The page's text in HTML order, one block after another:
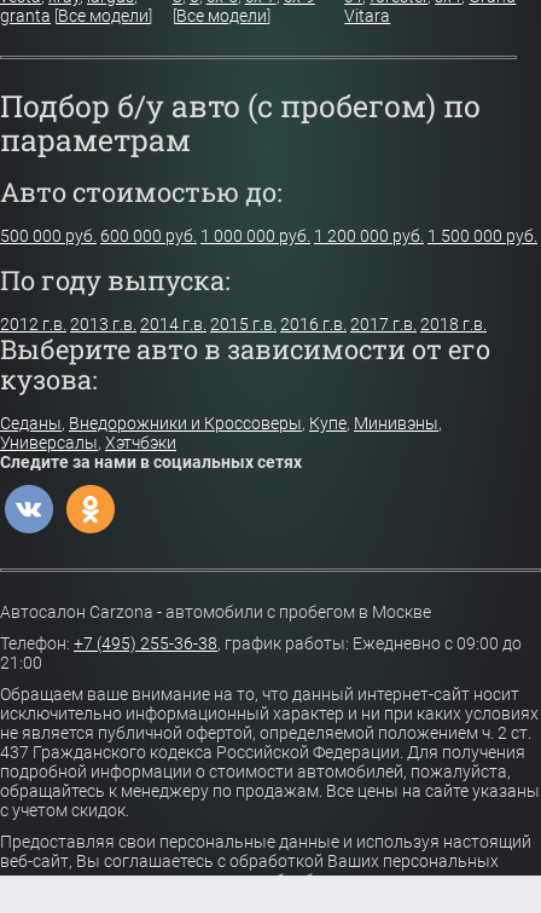
granta [Все модели]
[Все модели]
Vitara
Подбор б/у авто (с пробегом) по
параметрам
Авто стоимостью до:
500 000 руб. 600 000 руб. 1 000 000 руб. 1 200 000 руб. 1 500 000 руб.
По году выпуска:
2012 г.в. 2013 г.в. 2014 г.в. 2015 г.в. 2016 г.в. 2017 г.в. 2018 г.в.
Выберите авто в зависимости от его
кузова:
Седаны, Внедорожники и Кроссоверы, Купе, Минивэны,
Универсалы, Хэтчбэки
Следите за нами в социальных сетях
Автосалон Carzona - автомобили с пробегом в Москве
Телефон: +7 (495) 255-36-38, график работы: Ежедневно с 09:00 до
21:00
Обращаем ваше внимание на то, что данный интернет-сайт носит
исключительно информационный характер и ни при каких условиях
не является публичной офертой, определяемой положением ч. 2 ст.
437 Гражданского кодекса Российской Федерации. Для получения
подробной информации о стоимости автомобилей, пожалуйста,
обращайтесь к менеджеру по продажам. Все цены на сайте указаны
с учетом скидок.
Предоставляя свои персональные данные и используя настоящий
веб-сайт, Вы соглашаетесь с обработкой Ваших персональных
данных и принимаете условия их обработки.